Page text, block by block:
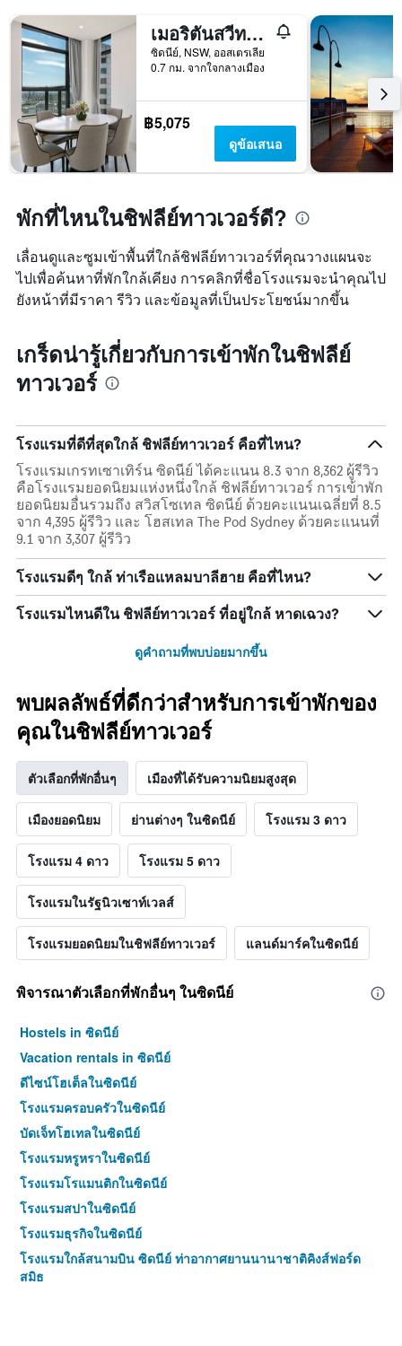
เมอริตันสวีทส์ ถนนซัสเซ็กซ์
ซิดนีย์, NSW, ออสเตรเลีย
0.7 กม. จากใจกลางเมือง
฿5,075
ดูข้อเสนอ
พักที่ไหนในชิฟลีย์ทาวเวอร์ดี?
เลื่อนดูและซูมเข้าพื้นที่ใกล้ชิฟลีย์ทาวเวอร์ที่คุณวางแผนจะ
ไปเพื่อค้นหาที่พักใกล้เคียง การคลิกที่ชื่อโรงแรมจะนำคุณไป
ยังหน้าที่มีราคา รีวิว และข้อมูลที่เป็นประโยชน์มากขึ้น
เกร็ดน่ารู้เกี่ยวกับการเข้าพักในชิฟลีย์
ทาวเวอร์
โรงแรมที่ดีที่สุดใกล้ ชิฟลีย์ทาวเวอร์ คือที่ไหน?
โรงแรมเกรทเซาเทิร์น ซิดนีย์ ได้คะแนน 8.3 จาก 8,362 ผู้รีวิว
คือโรงแรมยอดนิยมแห่งหนึ่งใกล้ ชิฟลีย์ทาวเวอร์ การเข้าพัก
ยอดนิยมอื่นรวมถึง สวิสโซเทล ซิดนีย์ ด้วยคะแนนเฉลี่ยที่ 8.5
จาก 4,395 ผู้รีวิว และ โฮสเทล The Pod Sydney ด้วยคะแนนที่
9.1 จาก 3,307 ผู้รีวิว
โรงแรมดีๆ ใกล้ ท่าเรือแหลมบาลีฮาย คือที่ไหน?
โรงแรมไหนดีใน ชิฟลีย์ทาวเวอร์ ที่อยู่ใกล้ หาดเฉวง?
ดูคำถามที่พบบ่อยมากขึ้น
พบผลลัพธ์ที่ดีกว่าสำหรับการเข้าพักของ
คุณในชิฟลีย์ทาวเวอร์
ตัวเลือกที่พักอื่นๆ เมืองที่ได้รับความนิยมสูงสุด
เมืองยอดนิยม ย่านต่างๆ ในซิดนีย์ โรงแรม 3 ดาว
โรงแรม 4 ดาว โรงแรม 5 ดาว
โรงแรมในรัฐนิวเซาท์เวลส์
โรงแรมยอดนิยมในชิฟลีย์ทาวเวอร์ แลนด์มาร์คในซิดนีย์
พิจารณาตัวเลือกที่พักอื่นๆ ในซิดนีย์
Hostels in ซิดนีย์
Vacation rentals in ซิดนีย์
ดีไซน์โฮเต็ลในซิดนีย์
โรงแรมครอบครัวในซิดนีย์
บัดเจ็ทโฮเทลในซิดนีย์
โรงแรมหรูหราในซิดนีย์
โรงแรมโรแมนติกในซิดนีย์
โรงแรมสปาในซิดนีย์
โรงแรมธุรกิจในซิดนีย์
โรงแรมใกล้สนามบิน ซิดนีย์ ท่าอากาศยานนานาชาติคิงส์ฟอร์ด
สมิธ